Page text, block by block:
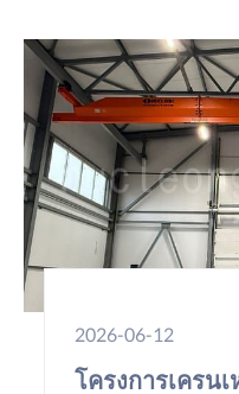
2026-06-12
โครงการเครน